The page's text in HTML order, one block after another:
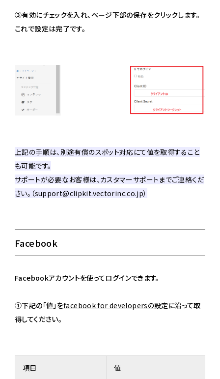
③有効にチェックを入れ、ページ下部の保存をクリックします。
これで設定は完了です。
上記の手順は、別途有償のスポット対応にて値を取得すること
も可能です。
サポートが必要なお客様は、カスタマーサポートまでご連絡くだ
さい。（support@clipkit.vectorinc.co.jp）
Facebook
Facebookアカウントを使ってログインできます。
①下記の「値」をfacebook for developersの設定に沿って取
得してください。
項目 値